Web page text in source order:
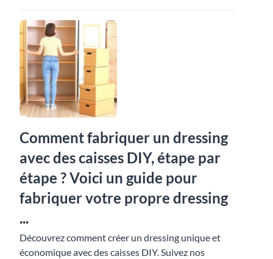
Comment fabriquer un dressing
avec des caisses DIY, étape par
étape ? Voici un guide pour
fabriquer votre propre dressing
...
Découvrez comment créer un dressing unique et
économique avec des caisses DIY. Suivez nos